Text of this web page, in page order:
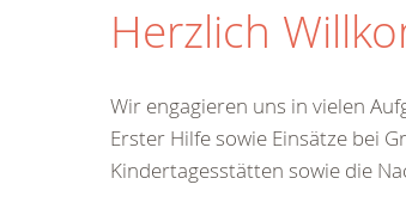
Herzlich
Wir engagieren uns in vielen
Erster Hilfe sowie Einsätze bei
Kindertagesstätten sowie die